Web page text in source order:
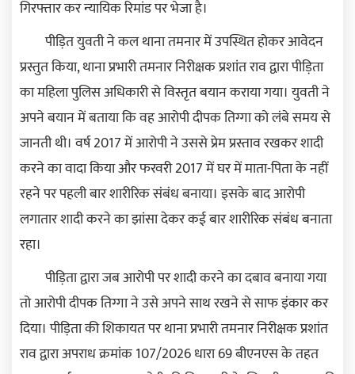
गिरफ्तार कर न्यायिक रिमांड पर भेजा है।
पीड़ित युवती ने कल थाना तमनार में उपस्थित होकर आवेदन
प्रस्तुत किया, थाना प्रभारी तमनार निरीक्षक प्रशांत राव द्वारा पीड़िता
का महिला पुलिस अधिकारी से विस्तृत बयान कराया गया। युवती ने
अपने बयान में बताया कि वह आरोपी दीपक तिग्गा को लंबे समय से
जानती थी। वर्ष 2017 में आरोपी ने उससे प्रेम प्रस्ताव रखकर शादी
करने का वादा किया और फरवरी 2017 में घर में माता-पिता के नहीं
रहने पर पहली बार शारीरिक संबंध बनाया। इसके बाद आरोपी
लगातार शादी करने का झांसा देकर कई बार शारीरिक संबंध बनाता
रहा।
पीड़िता द्वारा जब आरोपी पर शादी करने का दबाव बनाया गया
तो आरोपी दीपक तिग्गा ने उसे अपने साथ रखने से साफ इंकार कर
दिया। पीड़िता की शिकायत पर थाना प्रभारी तमनार निरीक्षक प्रशांत
राव द्वारा अपराध क्रमांक 107/2026 धारा 69 बीएनएस के तहत